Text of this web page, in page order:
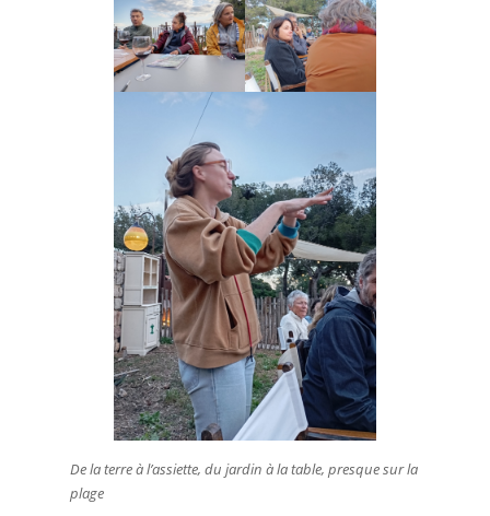
De la terre à l’assiette, du jardin à la table, presque sur la
plage